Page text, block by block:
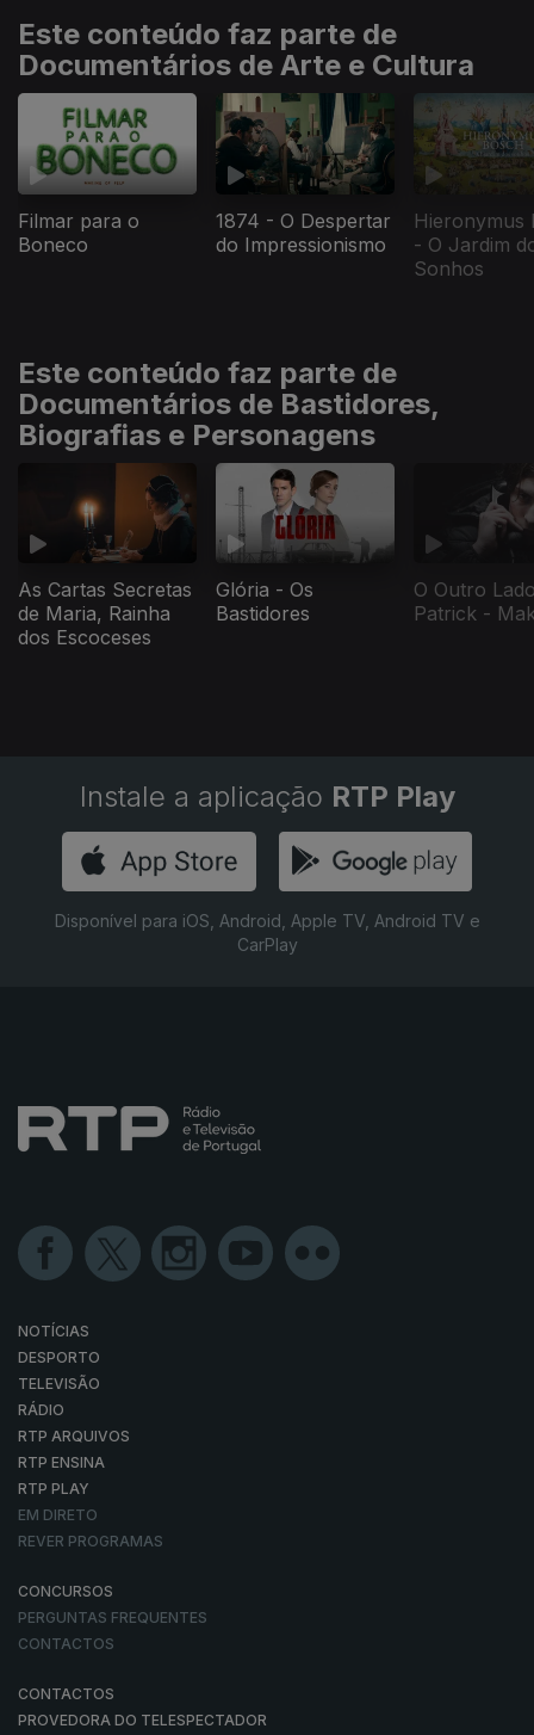
Este conteúdo faz parte de
Documentários de Arte e Cultura
Filmar para o
Boneco
1874 - O Despertar
do Impressionismo
Hieronymus
- O Jardim
Sonhos
Este conteúdo faz parte de
Documentários de Bastidores,
Biografias e Personagens
As Cartas Secretas
de Maria, Rainha
dos Escoceses
Glória - Os
Bastidores
O Outro
Patrick -
Instale a aplicação RTP Play
Disponível para iOS, Android, Apple TV, Android TV e
CarPlay
NOTÍCIAS
DESPORTO
TELEVISÃO
RÁDIO
RTP ARQUIVOS
RTP ENSINA
RTP PLAY
EM DIRETO
REVER PROGRAMAS
CONCURSOS
PERGUNTAS FREQUENTES
CONTACTOS
CONTACTOS
PROVEDORA DO TELESPECTADOR